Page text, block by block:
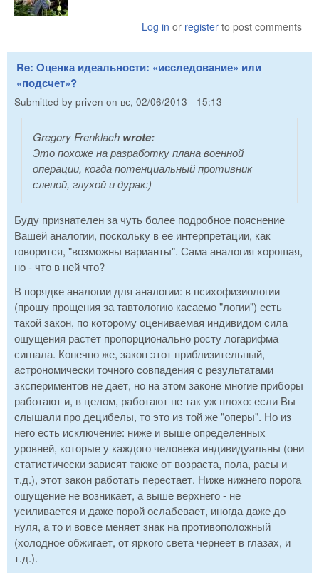
Log in or register to post comments
Re: Оценка идеальности: «исследование» или
«подсчет»?
Submitted by priven on вс, 02/06/2013 - 15:13
Gregory Frenklach wrote:
Это похоже на разработку плана военной
операции, когда потенциальный противник
слепой, глухой и дурак:)
Буду признателен за чуть более подробное пояснение
Вашей аналогии, поскольку в ее интерпретации, как
говорится, "возможны варианты". Сама аналогия хорошая,
но - что в ней что?
В порядке аналогии для аналогии: в психофизиологии
(прошу прощения за тавтологию касаемо "логии") есть
такой закон, по которому оцениваемая индивидом сила
ощущения растет пропорционально росту логарифма
сигнала. Конечно же, закон этот приблизительный,
астрономически точного совпадения с результатами
экспериментов не дает, но на этом законе многие приборы
работают и, в целом, работают не так уж плохо: если Вы
слышали про децибелы, то это из той же "оперы". Но из
него есть исключение: ниже и выше определенных
уровней, которые у каждого человека индивидуальны (они
статистически зависят также от возраста, пола, расы и
т.д.), этот закон работать перестает. Ниже нижнего порога
ощущение не возникает, а выше верхнего - не
усиливается и даже порой ослабевает, иногда даже до
нуля, а то и вовсе меняет знак на противоположный
(холодное обжигает, от яркого света чернеет в глазах, и
т.д.).